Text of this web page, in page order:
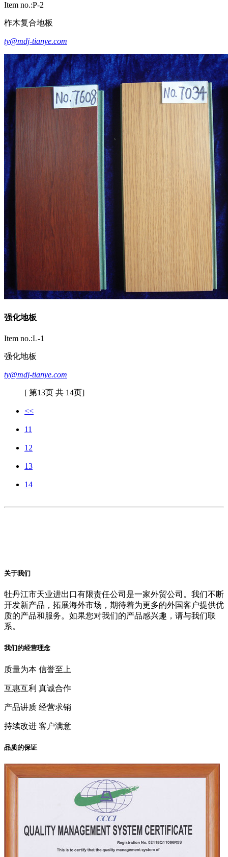
Item no.:P-2
柞木复合地板
ty@mdj-tianye.com
强化地板
Item no.:L-1
强化地板
ty@mdj-tianye.com
[ 第13页 共 14页]
<<
11
12
13
14
关于我们
牡丹江市天业进出口有限责任公司是一家外贸公司。我们不断
开发新产品，拓展海外市场，期待着为更多的外国客户提供优
质的产品和服务。如果您对我们的产品感兴趣，请与我们联
系。
我们的经营理念
质量为本 信誉至上
互惠互利 真诚合作
产品讲质 经营求销
持续改进 客户满意
品质的保证